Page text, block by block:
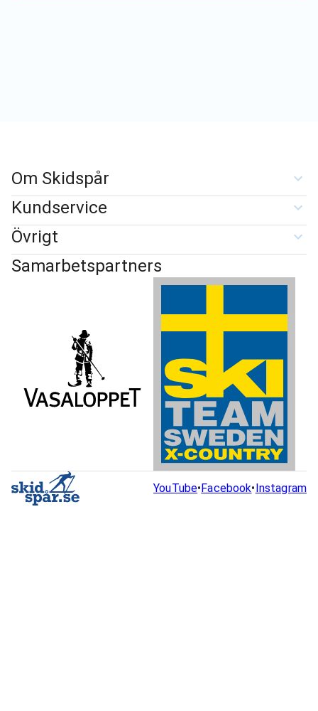
Om Skidspår
Kundservice
Övrigt
Samarbetspartners
YouTube•Facebook•Instagram